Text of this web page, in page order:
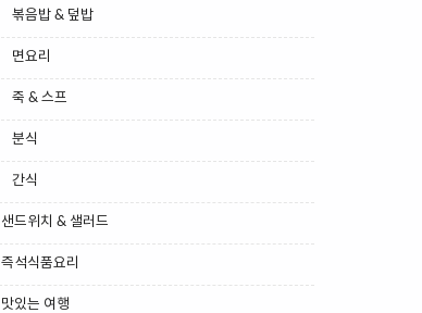
볶음밥 & 덮밥
면요리
죽 & 스프
분식
간식
샌드위치 & 샐러드
즉석식품요리
맛있는 여행